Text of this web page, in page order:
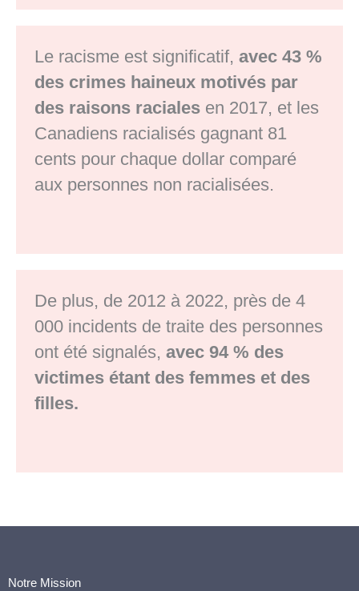
Le racisme est significatif, avec 43 %
des crimes haineux motivés par
des raisons raciales en 2017, et les
Canadiens racialisés gagnant 81
cents pour chaque dollar comparé
aux personnes non racialisées.
De plus, de 2012 à 2022, près de 4
000 incidents de traite des personnes
ont été signalés, avec 94 % des
victimes étant des femmes et des
filles.
Notre Mission